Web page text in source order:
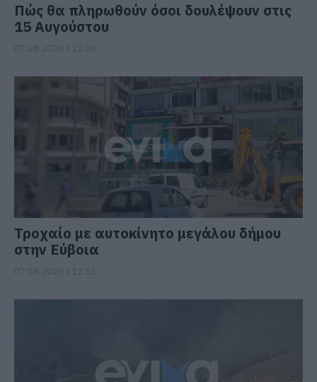
Πώς θα πληρωθούν όσοι δουλέψουν στις
15 Αυγούστου
Τροχαίο με αυτοκίνητο μεγάλου δήμου
στην Εύβοια